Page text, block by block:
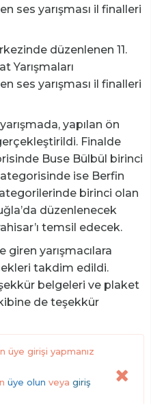
ses yarışması il finalleri
düzenlenen 11.
Yarışmaları
ses yarışması il finalleri
yapılan ön
Finalde
Buse Bülbül birinci
ise Berfin
birinci olan
düzenlenecek
temsil edecek.
yarışmacılara
takdim edildi.
belgeleri ve plaket
de teşekkür
üye girişi yapmanız
üye olun veya giriş